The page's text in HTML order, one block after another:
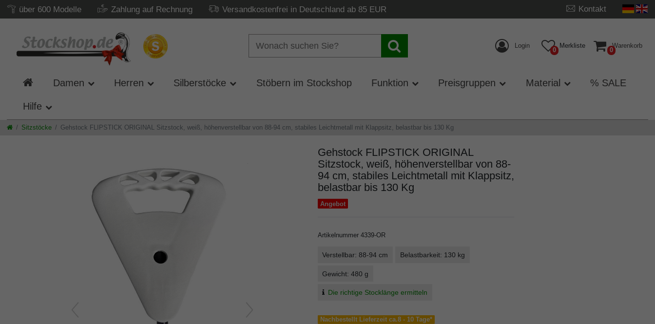
über 600 Modelle Zahlung auf Rechnung Versandkostenfrei in Deutschland ab 85 EUR Kontakt
Login
0
Merkliste
0
Warenkorb
Damen Herren Silberstöcke Stöbern im Stockshop Funktion Preisgruppen Material % SALE
Hilfe
Sitzstöcke Gehstock FLIPSTICK ORIGINAL Sitzstock, weiß, höhenverstellbar von 88-94 cm, stabiles Leichtmetall mit Klappsitz, belastbar bis 130 Kg
Gehstock FLIPSTICK ORIGINAL
Sitzstock, weiß, höhenverstellbar von 88-
94 cm, stabiles Leichtmetall mit Klappsitz,
belastbar bis 130 Kg
Angebot
Artikelnummer 4339-OR
Verstellbar: 88-94 cm Belastbarkeit: 130 kg
Gewicht: 480 g
Die richtige Stocklänge ermitteln
Nachbestellt Lieferzeit ca.8 - 10 Tage*